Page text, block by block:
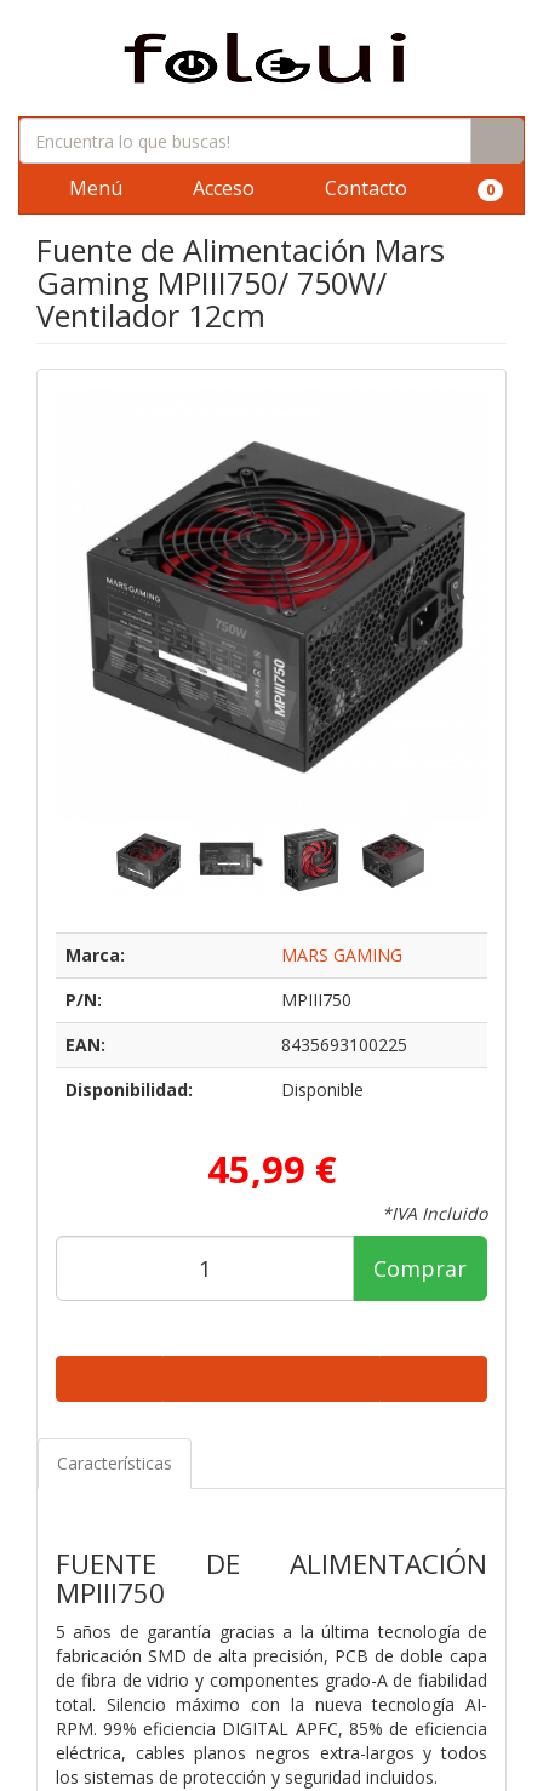
Menú Acceso Contacto 0
Fuente de Alimentación Mars
Gaming MPIII750/ 750W/
Ventilador 12cm
Marca:
MARS GAMING
P/N:
MPIII750
EAN:
8435693100225
Disponibilidad:
Disponible
45,99 €
*IVA Incluido
Comprar
Características
FUENTE DE ALIMENTACIÓN
MPIII750
5 años de garantía gracias a la última tecnología de
fabricación SMD de alta precisión, PCB de doble capa
de fibra de vidrio y componentes grado-A de fiabilidad
total. Silencio máximo con la nueva tecnología AI-
RPM. 99% eficiencia DIGITAL APFC, 85% de eficiencia
eléctrica, cables planos negros extra-largos y todos
los sistemas de protección y seguridad incluidos.